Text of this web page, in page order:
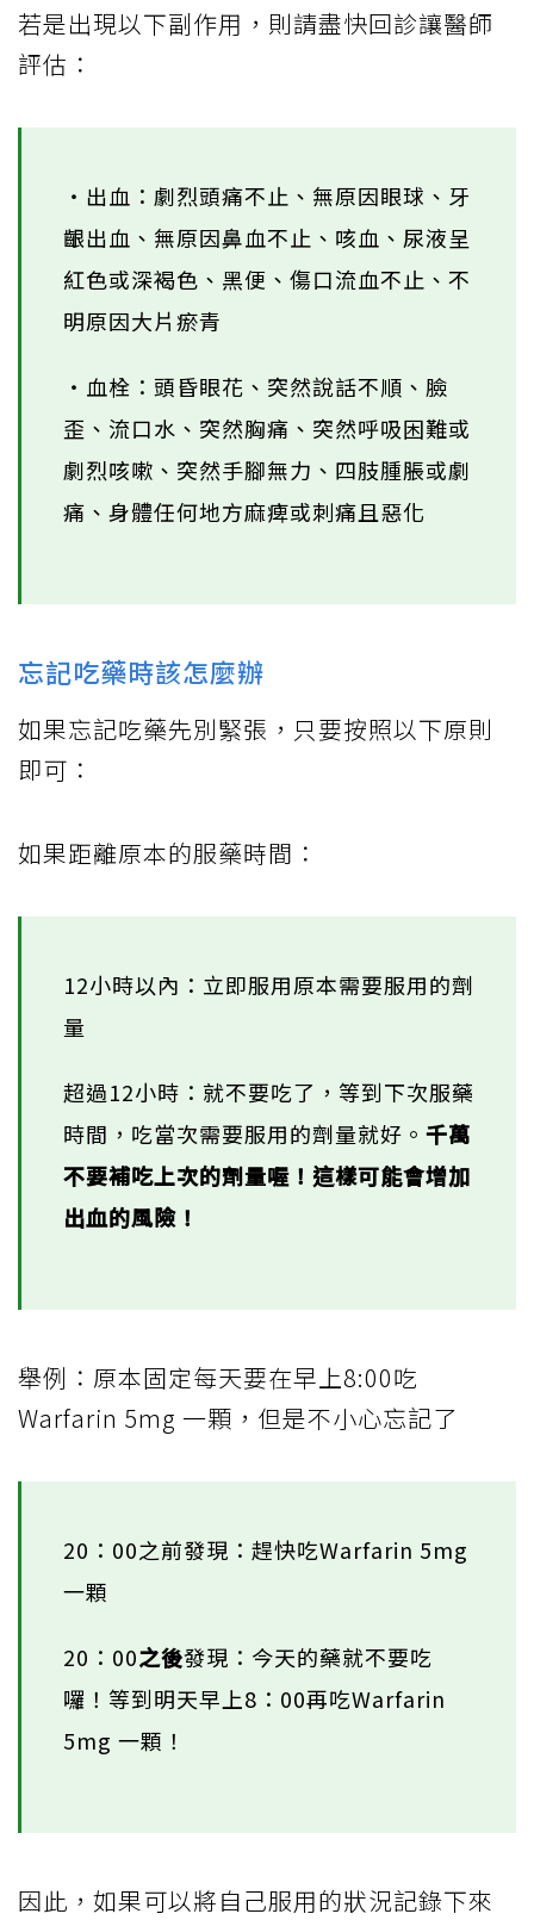
若是出現以下副作用，則請盡快回診讓醫師
評估：
・出血：劇烈頭痛不止、無原因眼球、牙
齦出血、無原因鼻血不止、咳血、尿液呈
紅色或深褐色、黑便、傷口流血不止、不
明原因大片瘀青
・血栓：頭昏眼花、突然說話不順、臉
歪、流口水、突然胸痛、突然呼吸困難或
劇烈咳嗽、突然手腳無力、四肢腫脹或劇
痛、身體任何地方麻痺或刺痛且惡化
忘記吃藥時該怎麼辦
如果忘記吃藥先別緊張，只要按照以下原則
即可：
如果距離原本的服藥時間：
12小時以內：立即服用原本需要服用的劑
量
超過12小時：就不要吃了，等到下次服藥
時間，吃當次需要服用的劑量就好。 千萬
不要補吃上次的劑量喔！這樣可能會增加
出血的風險！
舉例：原本固定每天要在早上8:00吃
Warfarin 5mg 一顆，但是不小心忘記了
20：00之前發現：趕快吃Warfarin 5mg
一顆
20：00之後發現：今天的藥就不要吃
囉！等到明天早上8：00再吃Warfarin
5mg 一顆！
因此，如果可以將自己服用的狀況記錄下來